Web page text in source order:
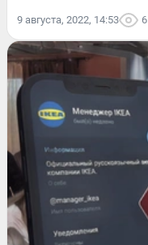
9 августа, 2022, 14:53 6